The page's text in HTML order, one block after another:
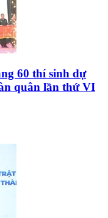
60 thí sinh dự
quân lần thứ VI